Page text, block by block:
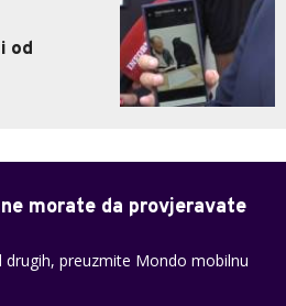
od
morate da provjeravate
preuzmite Mondo mobilnu